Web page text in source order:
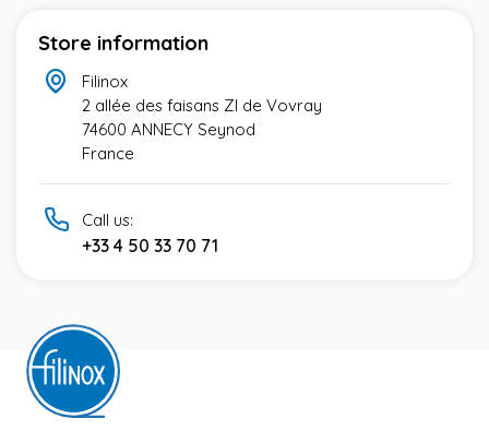
Store information
Filinox
2 allée des faisans ZI de Vovray
74600 ANNECY Seynod
France
Call us:
+33 4 50 33 70 71